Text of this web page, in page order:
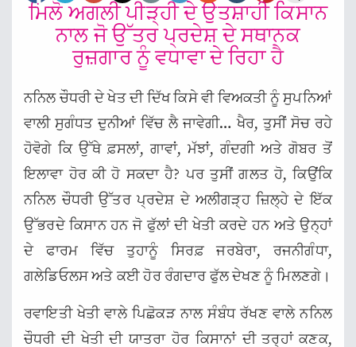
ਮਿਲੋ ਅਗਲੀ ਪੀੜ੍ਹੀ ਦੇ ਉਤਸ਼ਾਹੀ ਕਿਸਾਨ
ਨਾਲ ਜੋ ਉੱਤਰ ਪ੍ਰਦੇਸ਼ ਦੇ ਸਥਾਨਕ
ਰੁਜ਼ਗਾਰ ਨੂੰ ਵਧਾਵਾ ਦੇ ਰਿਹਾ ਹੈ
ਨਨਿਲ ਚੌਧਰੀ ਦੇ ਖੇਤ ਦੀ ਦਿੱਖ ਕਿਸੇ ਵੀ ਵਿਅਕਤੀ ਨੂੰ ਸੁਪਨਿਆਂ
ਵਾਲੀ ਸੁਗੰਧਤ ਦੁਨੀਆਂ ਵਿੱਚ ਲੈ ਜਾਵੇਗੀ… ਖੈਰ, ਤੁਸੀਂ ਸੋਚ ਰਹੇ
ਹੋਵੋਗੇ ਕਿ ਉੱਥੇ ਫ਼ਸਲਾਂ, ਗਾਵਾਂ, ਮੱਝਾਂ, ਗੰਦਗੀ ਅਤੇ ਗੋਬਰ ਤੋਂ
ਇਲਾਵਾ ਹੋਰ ਕੀ ਹੋ ਸਕਦਾ ਹੈ? ਪਰ ਤੁਸੀਂ ਗਲਤ ਹੋ, ਕਿਉਂਕਿ
ਨਨਿਲ ਚੌਧਰੀ ਉੱਤਰ ਪ੍ਰਦੇਸ਼ ਦੇ ਅਲੀਗੜ੍ਹ ਜ਼ਿਲ੍ਹੇ ਦੇ ਇੱਕ
ਉੱਭਰਦੇ ਕਿਸਾਨ ਹਨ ਜੋ ਫੁੱਲਾਂ ਦੀ ਖੇਤੀ ਕਰਦੇ ਹਨ ਅਤੇ ਉਨ੍ਹਾਂ
ਦੇ ਫਾਰਮ ਵਿੱਚ ਤੁਹਾਨੂੰ ਸਿਰਫ਼ ਜਰਬੇਰਾ, ਰਜਨੀਗੰਧਾ,
ਗਲੇਡਿਓਲਸ ਅਤੇ ਕਈ ਹੋਰ ਰੰਗਦਾਰ ਫੁੱਲ ਦੇਖਣ ਨੂੰ ਮਿਲਣਗੇ।
ਰਵਾਇਤੀ ਖੇਤੀ ਵਾਲੇ ਪਿਛੋਕੜ ਨਾਲ ਸੰਬੰਧ ਰੱਖਣ ਵਾਲੇ ਨਨਿਲ
ਚੌਧਰੀ ਦੀ ਖੇਤੀ ਦੀ ਯਾਤਰਾ ਹੋਰ ਕਿਸਾਨਾਂ ਦੀ ਤਰ੍ਹਾਂ ਕਣਕ,